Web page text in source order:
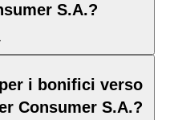
S.A.?
i bonifici verso
Consumer S.A.?